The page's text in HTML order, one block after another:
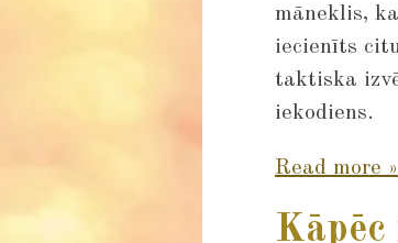
māneklis,
iecienīts
taktiska
iekodiens.
Read more »
Kāpēc